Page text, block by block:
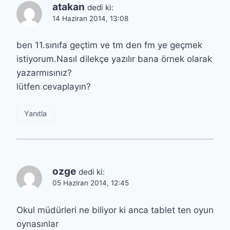
atakan dedi ki:
14 Haziran 2014, 13:08
ben 11.sınıfa geçtim ve tm den fm ye geçmek
istiyorum.Nasıl dilekçe yazılır bana örnek olarak
yazarmısınız?
lütfen cevaplayın?
Yanıtla
ozge dedi ki:
05 Haziran 2014, 12:45
Okul müdürleri ne biliyor ki anca tablet ten oyun
oynasınlar